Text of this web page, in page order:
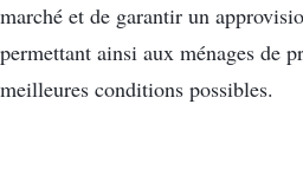
marché et de garantir un
permettant ainsi aux ménages de
meilleures conditions possibles.